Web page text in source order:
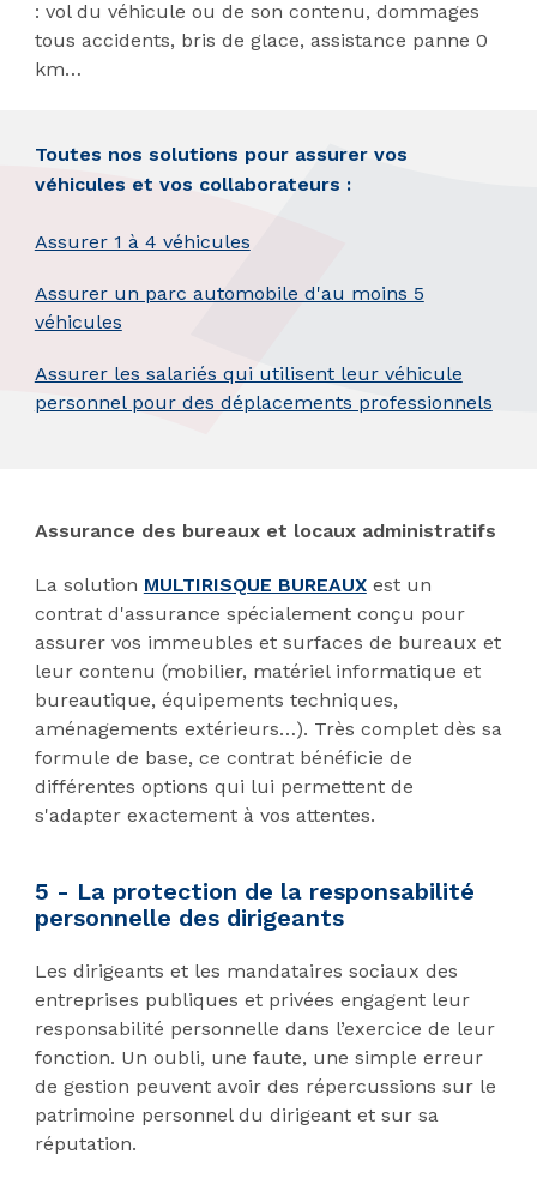
: vol du véhicule ou de son contenu, dommages
tous accidents, bris de glace, assistance panne 0
km…
Toutes nos solutions pour assurer vos
véhicules et vos collaborateurs :
Assurer 1 à 4 véhicules
Assurer un parc automobile d'au moins 5
véhicules
Assurer les salariés qui utilisent leur véhicule
personnel pour des déplacements professionnels
Assurance des bureaux et locaux administratifs
La solution MULTIRISQUE BUREAUXest un
contrat d'assurance spécialement conçu pour
assurer vos immeubles et surfaces de bureaux et
leur contenu (mobilier, matériel informatique et
bureautique, équipements techniques,
aménagements extérieurs…). Très complet dès sa
formule de base, ce contrat bénéficie de
différentes options qui lui permettent de
s'adapter exactement à vos attentes.
5 - La protection de la responsabilité
personnelle des dirigeants
Les dirigeants et les mandataires sociaux des
entreprises publiques et privées engagent leur
responsabilité personnelle dans l’exercice de leur
fonction. Un oubli, une faute, une simple erreur
de gestion peuvent avoir des répercussions sur le
patrimoine personnel du dirigeant et sur sa
réputation.